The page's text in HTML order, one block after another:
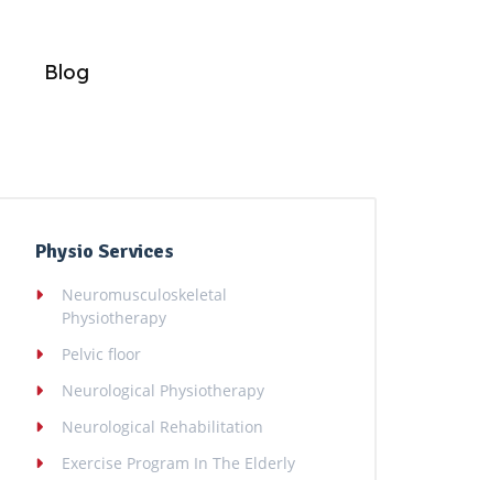
Blog
Physio Services
Neuromusculoskeletal
Physiotherapy
Pelvic floor
Neurological Physiotherapy
Neurological Rehabilitation
Exercise Program In The Elderly